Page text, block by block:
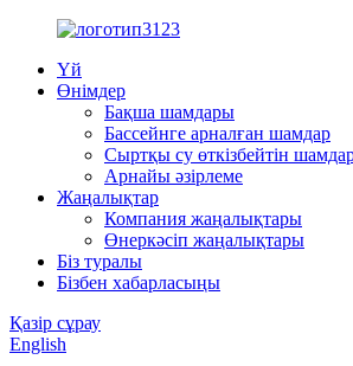
Үй
Өнімдер
Бақша шамдары
Бассейнге арналған шамдар
Сыртқы су өткізбейтін
Арнайы әзірлеме
Жаңалықтар
Компания жаңалықтары
Өнеркәсіп жаңалықтары
Біз туралы
Бізбен хабарласыңы
Қазір сұрау
English